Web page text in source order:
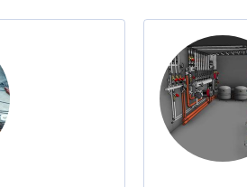
в составе жилых домов
85 м²;
с оборудованными
и занятия спортом детей